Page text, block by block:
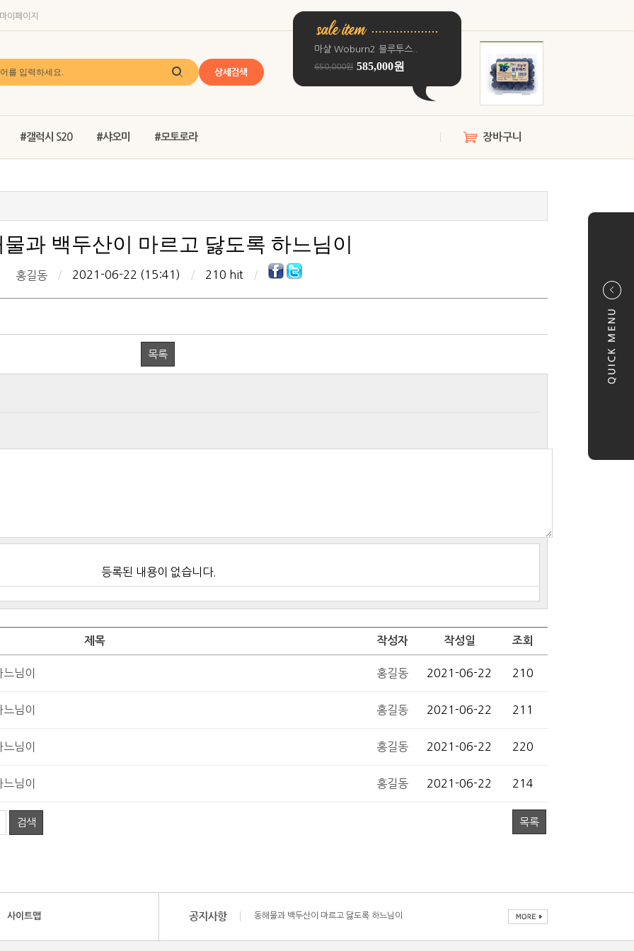
마이페이지
마샬 Woburn2 블루투스..
650,000원 585,000원
#갤럭시 S20 #샤오미 #모토로라 장바구니
과 백두산이 마르고 닳도록 하느님이
홍길동 / 2021-06-22 (15:41) / 210 hit /
목록
등록된 내용이 없습니다.
제목 작성자 작성일 조회
님이 홍길동 2021-06-22 210
님이 홍길동 2021-06-22 211
님이 홍길동 2021-06-22 220
님이 홍길동 2021-06-22 214
검색 목록
사이트맵 동해물과 백두산이 마르고 닳도록 하느님이